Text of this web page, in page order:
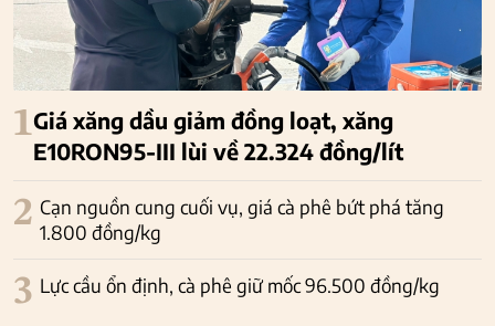
1Giá xăng dầu giảm đồng loạt, xăng
E10RON95-III lùi về 22.324 đồng/lít
2 Cạn nguồn cung cuối vụ, giá cà phê bứt phá tăng
1.800 đồng/kg
3 Lực cầu ổn định, cà phê giữ mốc 96.500 đồng/kg